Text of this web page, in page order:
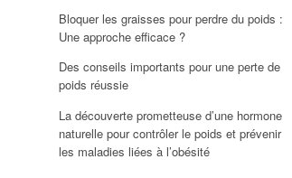
Bloquer les graisses pour perdre du poids :
Une approche efficace ?
Des conseils importants pour une perte de
poids réussie
La découverte prometteuse d’une hormone
naturelle pour contrôler le poids et prévenir
les maladies liées à l’obésité